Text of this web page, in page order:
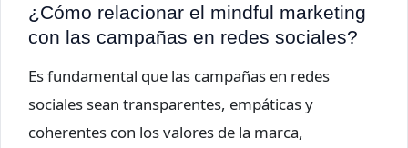
¿Cómo relacionar el mindful marketing
con las campañas en redes sociales?
Es fundamental que las campañas en redes
sociales sean transparentes, empáticas y
coherentes con los valores de la marca,